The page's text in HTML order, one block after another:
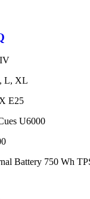
L, XL
E25
U6000
Battery 750 Wh